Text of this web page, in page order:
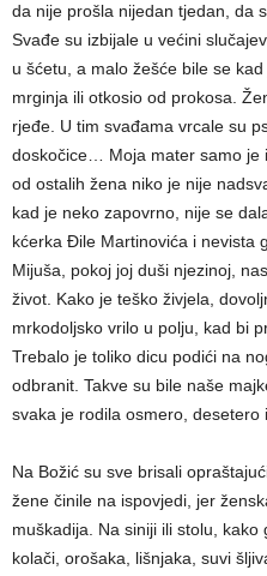
da nije prošla nijedan tjedan, da
Svađe su izbijale u većini
u šćetu, a malo žešće bile se
mrginja ili otkosio od prokosa.
rjeđe. U tim svađama vrcale su
doskočice… Moja mater samo je
od ostalih žena niko je nije
kad je neko zapovrno, nije se
kćerka Đile Martinovića i nevista
Mijuša, pokoj joj duši njezinoj,
život. Kako je teško živjela,
mrkodoljsko vrilo u polju, kad bi
Trebalo je toliko dicu podići na
odbranit. Takve su bile naše
svaka je rodila osmero, desetero
Na Božić su sve brisali
žene činile na ispovjedi, jer
muškadija. Na siniji ili stolu,
kolači, orošaka, lišnjaka, suvi